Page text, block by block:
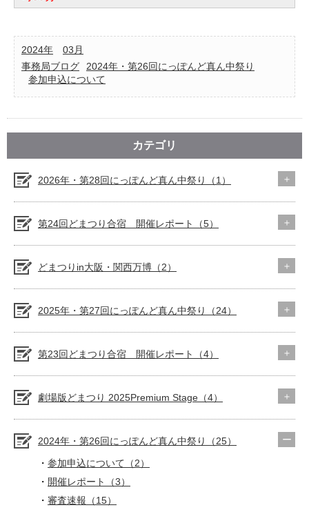
2024年
03月
事務局ブログ
2024年・第26回にっぽんど真ん中祭り
参加申込について
カテゴリ
2026年・第28回にっぽんど真ん中祭り（1）
第24回どまつり合宿 開催レポート（5）
どまつりin大阪・関西万博（2）
2025年・第27回にっぽんど真ん中祭り（24）
第23回どまつり合宿 開催レポート（4）
劇場版どまつり 2025Premium Stage（4）
2024年・第26回にっぽんど真ん中祭り（25）
参加申込について（2）
開催レポート（3）
審査速報（15）